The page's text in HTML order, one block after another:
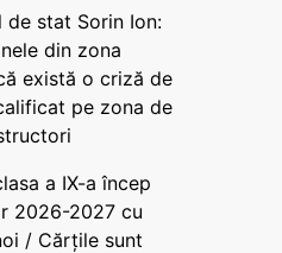
de stat Sorin Ion:
din zona
există o criză de
pe zona de
a IX-a încep
2026-2027 cu
/ Cărțile sunt